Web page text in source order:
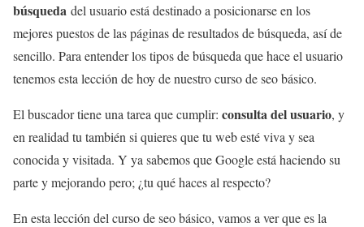
búsqueda del usuario está destinado a posicionarse en los
mejores puestos de las páginas de resultados de búsqueda, así de
sencillo. Para entender los tipos de búsqueda que hace el usuario
tenemos esta lección de hoy de nuestro curso de seo básico.
El buscador tiene una tarea que cumplir: consulta del usuario, y
en realidad tu también si quieres que tu web esté viva y sea
conocida y visitada. Y ya sabemos que Google está haciendo su
parte y mejorando pero; ¿tu qué haces al respecto?
En esta lección del curso de seo básico, vamos a ver que es la